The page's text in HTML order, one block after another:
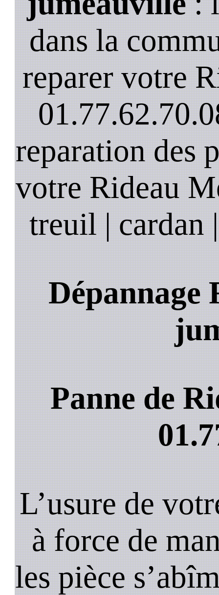
dans la
reparer votre
reparation des
votre Rideau
treuil | cardan
Dépannage
Panne de
L’usure de
à force de
les pièce